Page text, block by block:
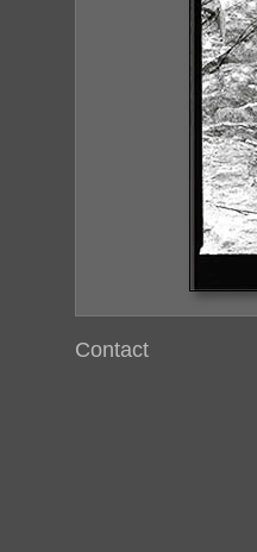
Contact